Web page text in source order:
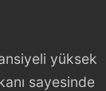
yüksek
sayesinde